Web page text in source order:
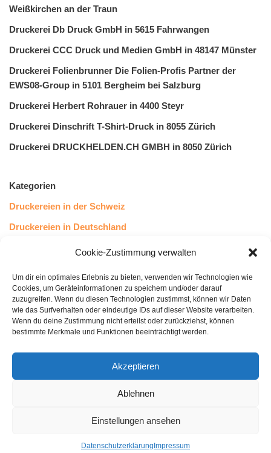
Cookie-Zustimmung verwalten
Um dir ein optimales Erlebnis zu bieten, verwenden wir Technologien wie
Cookies, um Geräteinformationen zu speichern und/oder darauf
zuzugreifen. Wenn du diesen Technologien zustimmst, können wir Daten
wie das Surfverhalten oder eindeutige IDs auf dieser Website verarbeiten.
Wenn du deine Zustimmung nicht erteilst oder zurückziehst, können
bestimmte Merkmale und Funktionen beeinträchtigt werden.
Akzeptieren
Ablehnen
Einstellungen ansehen
Datenschutzerklärung Impressum
Weißkirchen an der Traun
Druckerei Db Druck GmbH in 5615 Fahrwangen
Druckerei CCC Druck und Medien GmbH in 48147 Münster
Druckerei Folienbrunner Die Folien-Profis Partner der
EWS08-Group in 5101 Bergheim bei Salzburg
Druckerei Herbert Rohrauer in 4400 Steyr
Druckerei Dinschrift T-Shirt-Druck in 8055 Zürich
Druckerei DRUCKHELDEN.CH GMBH in 8050 Zürich
Kategorien
Druckereien in der Schweiz
Druckereien in Deutschland
Druckereien in Österreich
Kundenstimmen
43Leserstimmen